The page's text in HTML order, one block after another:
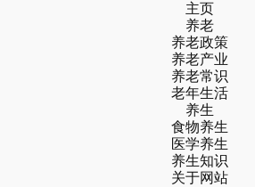
主页
养老
养老政策
养老产业
养老常识
老年生活
养生
食物养生
医学养生
养生知识
关于网站